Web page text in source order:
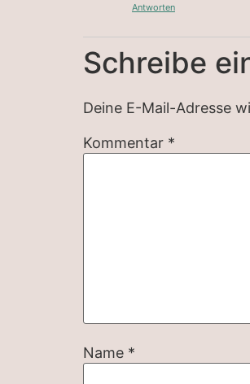
Antworten
Schreibe
Deine E-Mail-Adresse
Kommentar *
Name *